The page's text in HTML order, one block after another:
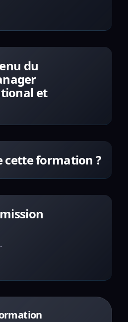
du
et
cette formation ?